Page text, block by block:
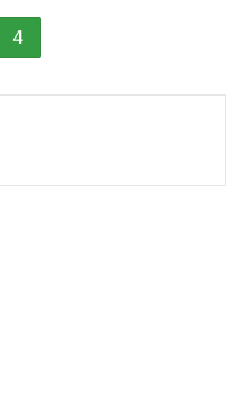
4
via Email